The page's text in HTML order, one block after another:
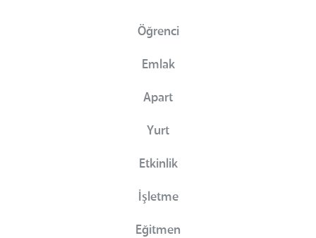
Öğrenci
Emlak
Apart
Yurt
Etkinlik
İşletme
Eğitmen